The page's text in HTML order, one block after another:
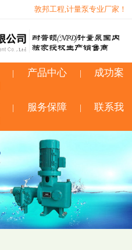
敦邦工程,计量泵专业厂家！
产品中心
成功案
| 服务保障 |
联系我